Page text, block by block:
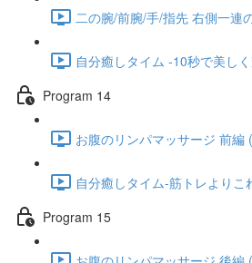
二の腕/前腕/手/指先 右側一連
自分癒しタイム -10秒で美し
Program 14
お腹のリンパマッサージ 前編
自分癒しタイム-筋トレよりこ
Program 15